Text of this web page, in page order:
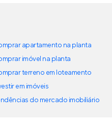
apartamento na planta
imóvel na planta
terreno em loteamento
em imóveis
do mercado imobiliário